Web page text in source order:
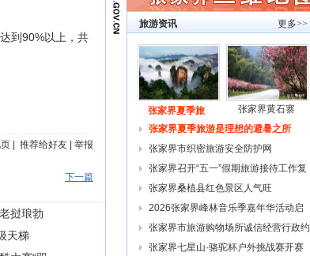
到90%以上，共
推荐给好友 举报
下一篇
挝琅勃
天梯
更多>>
旅游资讯
张家界夏季旅
张家界黄石寨
张家界夏季旅游是理想的避暑之所
张家界市织密旅游安全防护网
张家界召开“五一”假期旅游接待工作复
张家界桑植县红色景区人气旺
2026张家界峰林音乐季嘉年华活动启
幕
张家界市旅游购物场所诚信经营行政约
谈
张家界七星山·骆驼杯户外挑战赛开赛